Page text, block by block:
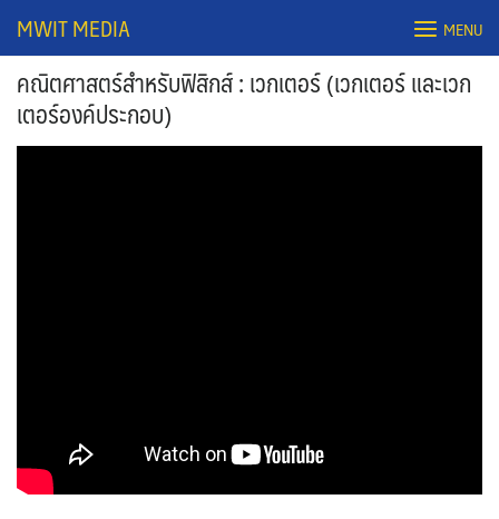
MWIT MEDIA MENU
คณิตศาสตร์สำหรับฟิสิกส์ : เวกเตอร์ (เวกเตอร์ และเวก
เตอร์องค์ประกอบ)